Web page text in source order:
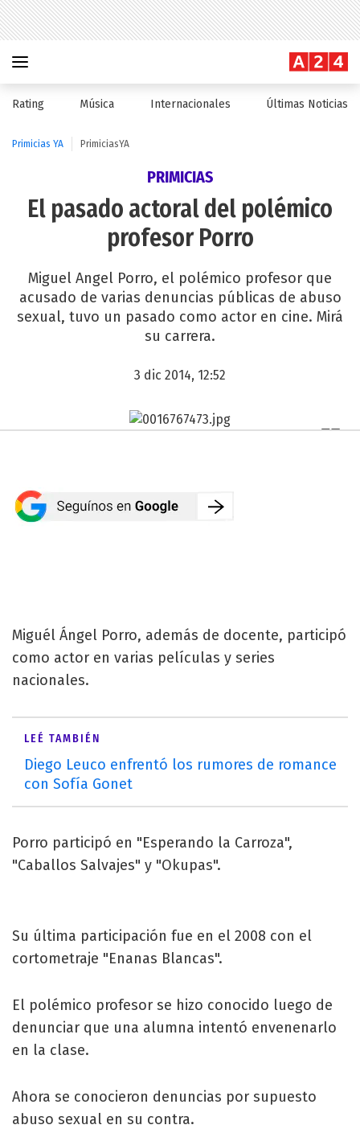
Rating Música Internacionales Últimas Noticias
Primicias YA PrimiciasYA
PRIMICIAS
El pasado actoral del polémico
profesor Porro
Miguel Angel Porro, el polémico profesor que
acusado de varias denuncias públicas de abuso
sexual, tuvo un pasado como actor en cine. Mirá
su carrera.
3 dic 2014, 12:52
Miguél Ángel Porro, además de docente, participó
como actor en varias películas y series
nacionales.
LEÉ TAMBIÉN
Diego Leuco enfrentó los rumores de romance
con Sofía Gonet
Porro participó en "Esperando la Carroza",
"Caballos Salvajes" y "Okupas".
Su última participación fue en el 2008 con el
cortometraje "Enanas Blancas".
El polémico profesor se hizo conocido luego de
denunciar que una alumna intentó envenenarlo
en la clase.
Ahora se conocieron denuncias por supuesto
abuso sexual en su contra.